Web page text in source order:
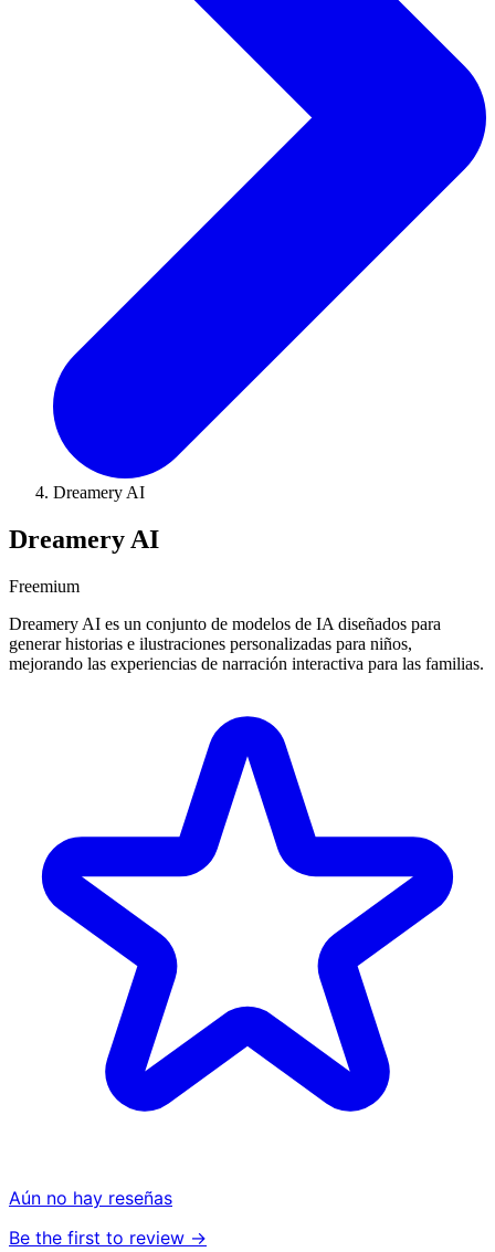
Dreamery AI
Dreamery AI
Freemium
Dreamery AI es un conjunto de modelos de IA diseñados para
generar historias e ilustraciones personalizadas para niños,
mejorando las experiencias de narración interactiva para las familias.
Aún no hay reseñas
Be the first to review →